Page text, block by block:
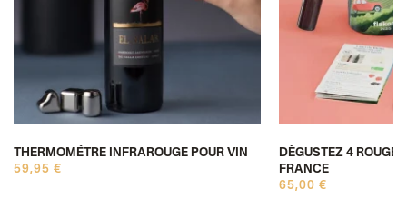
THERMOMÈTRE INFRAROUGE POUR VIN
59,95 €
DÉGUSTEZ 4
FRANCE
65,00 €